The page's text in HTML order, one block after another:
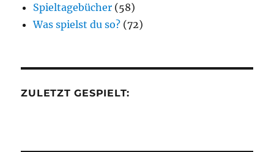
Spieltagebücher (58)
Was spielst du so? (72)
ZULETZT GESPIELT: